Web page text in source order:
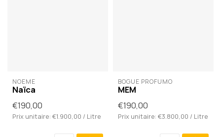
NOÈME
Naïca
€190,00
Prix unitaire: €1.900,00 / Litre
BOGUE PROFUMO
MEM
€190,00
Prix unitaire: €3.800,00 / Litre